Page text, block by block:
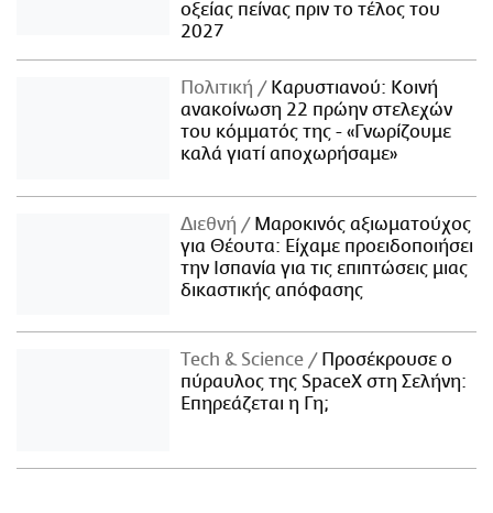
οξείας πείνας πριν το τέλος του
2027
Πολιτική
Καρυστιανού: Κοινή
ανακοίνωση 22 πρώην στελεχών
του κόμματός της - «Γνωρίζουμε
καλά γιατί αποχωρήσαμε»
Διεθνή
Μαροκινός αξιωματούχος
για Θέουτα: Είχαμε προειδοποιήσει
την Ισπανία για τις επιπτώσεις μιας
δικαστικής απόφασης
Τech & Science
Προσέκρουσε ο
πύραυλος της SpaceX στη Σελήνη:
Επηρεάζεται η Γη;